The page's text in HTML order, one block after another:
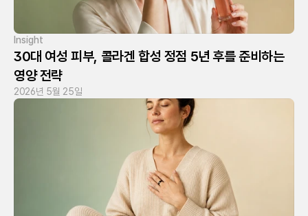
Insight
30대 여성 피부, 콜라겐 합성 정점 5년 후를 준비하는
영양 전략
2026년 5월 25일